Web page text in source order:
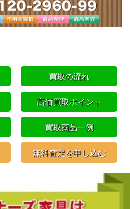
買取の流れ
高価買取ポイント
買取商品一例
無料査定を申し込む